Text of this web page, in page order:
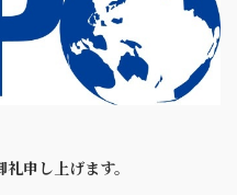
申し上げます。